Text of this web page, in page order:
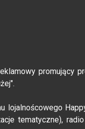
promujący
lojalnoścowego
tematyczne),